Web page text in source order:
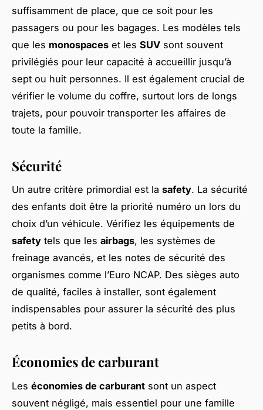
suffisamment de place, que ce soit pour les
passagers ou pour les bagages. Les modèles tels
que les monospaces et les SUV sont souvent
privilégiés pour leur capacité à accueillir jusqu’à
sept ou huit personnes. Il est également crucial de
vérifier le volume du coffre, surtout lors de longs
trajets, pour pouvoir transporter les affaires de
toute la famille.
Sécurité
Un autre critère primordial est la safety. La sécurité
des enfants doit être la priorité numéro un lors du
choix d’un véhicule. Vérifiez les équipements de
safety tels que les airbags, les systèmes de
freinage avancés, et les notes de sécurité des
organismes comme l’Euro NCAP. Des sièges auto
de qualité, faciles à installer, sont également
indispensables pour assurer la sécurité des plus
petits à bord.
Économies de carburant
Les économies de carburant sont un aspect
souvent négligé, mais essentiel pour une famille